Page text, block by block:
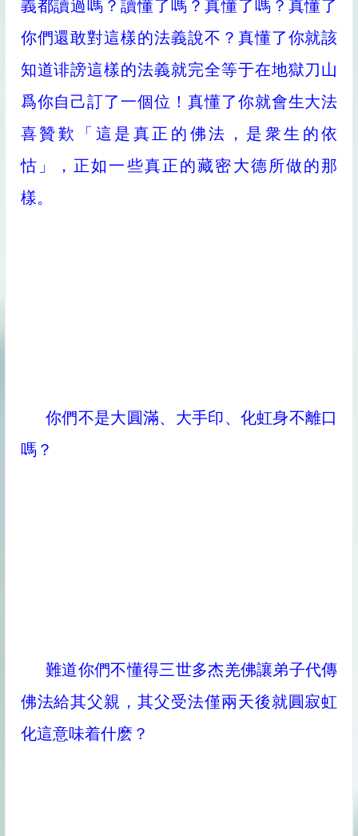
義都讀過嗎？讀懂了嗎？真懂了嗎？真懂了
你們還敢對這樣的法義說不？真懂了你就該
知道诽謗這樣的法義就完全等于在地獄刀山
爲你自己訂了一個位！真懂了你就會生大法
喜贊歎「這是真正的佛法，是衆生的依
怙」，正如一些真正的藏密大德所做的那
樣。
你們不是大圓滿、大手印、化虹身不離口
嗎？
難道你們不懂得三世多杰羌佛讓弟子代傳
佛法給其父親，其父受法僅兩天後就圓寂虹
化這意味着什麽？